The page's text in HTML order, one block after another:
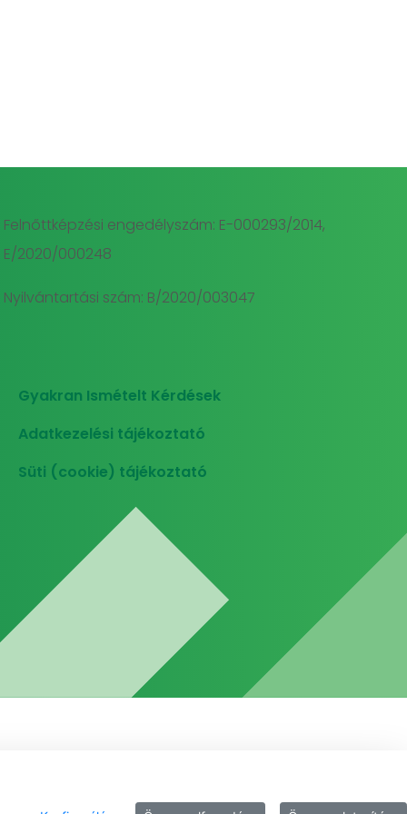
Felnőttképzési engedélyszám: E-000293/2014,
E/2020/000248
Nyilvántartási szám: B/2020/003047
Gyakran Ismételt Kérdések
Adatkezelési tájékoztató
Süti (cookie) tájékoztató